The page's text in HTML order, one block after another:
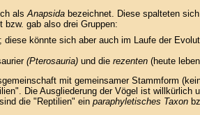
als Anapsida bezeichnet. Diese spalteten
bzw. gab also drei Gruppen:
könnte sich aber auch im Laufe der
(Pterosauria) und die rezenten (heute
mit gemeinsamer Stammform
Die Ausgliederung der Vögel ist willkürlich
die "Reptilien" ein paraphyletisches Taxon